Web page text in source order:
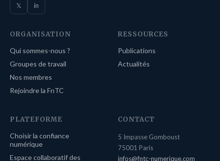
𝕏 in
ORGANISATION
Qui sommes-nous ?
Groupes de travail
Nos membres
Rejoindre la FnTC
RESSOURCES
Publications
Actualités
PLATEFORME
Choisir la confiance
numérique
Espace collaboratif des
CONTACT
5 Impasse Gomboust
75001 Paris
infos@fntc-numerique.com